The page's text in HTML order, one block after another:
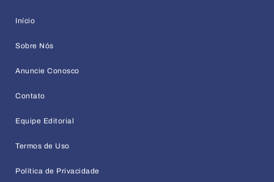
Início
Sobre Nós
Anuncie Conosco
Contato
Equipe Editorial
Termos de Uso
Política de Privacidade